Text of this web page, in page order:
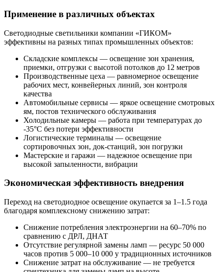
Применение в различных объектах
Светодиодные светильники компании «ГИКОМ»
эффективны на разных типах промышленных объектов:
Складские комплексы — освещение зон хранения,
приемки, отгрузки с высотой потолков до 12 метров
Производственные цеха — равномерное освещение
рабочих мест, конвейерных линий, зон контроля
качества
Автомобильные сервисы — яркое освещение смотровых
ям, постов технического обслуживания
Холодильные камеры — работа при температурах до
-35°C без потери эффективности
Логистические терминалы — освещение
сортировочных зон, док-станций, зон погрузки
Мастерские и гаражи — надежное освещение при
высокой запыленности, вибрации
Экономическая эффективность внедрения
Переход на светодиодное освещение окупается за 1–1.5 года
благодаря комплексному снижению затрат:
Снижение потребления электроэнергии на 60–70% по
сравнению с ДРЛ, ДНАТ
Отсутствие регулярной замены ламп — ресурс 50 000
часов против 5 000–10 000 у традиционных источников
Снижение затрат на обслуживание — не требуется